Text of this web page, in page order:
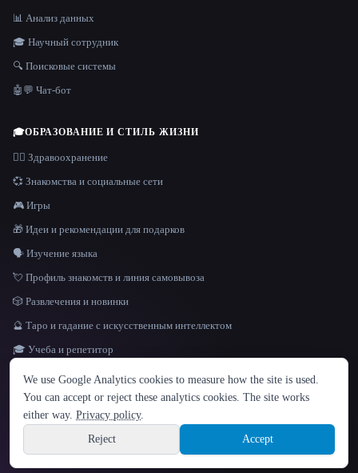
ЯЗЫК
English español Français Русский 简体中文
Hindi
Sign up
📊 Анализ данных
🎓 Научный сотрудник
🔍 Поисковые системы
🤖💬 Чат-бот
🎓ОБРАЗОВАНИЕ И СТИЛЬ ЖИЗНИ
👩‍⚕️ Здравоохранение
💞 Знакомства и социальные сети
🎮 Игры
🎁 Идеи и рекомендации для подарков
🗣️ Изучение языка
💘 Профиль знакомств и линия самовывоза
🎲 Развлечения и новинки
🔮 Таро и гадание с искусственным интеллектом
🎓 Учеба и репетитор
Site information
© 2026 That AI Collection. Все права защищены.
политика конфиденциальности
Built with Metatron ★
build de3d624c
We use Google Analytics cookies to measure how the site is used.
You can accept or reject these analytics cookies. The site works
either way. Privacy policy.
Reject
Accept